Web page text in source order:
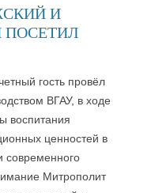
И
ПОСЕТИЛ
гость провёл
ВГАУ, в ходе
воспитания
ценностей в
современного
Митрополит